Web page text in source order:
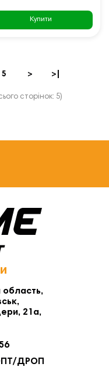
Купити
5 > >|
сторінок: 5)
область,
21а,
ДРОП